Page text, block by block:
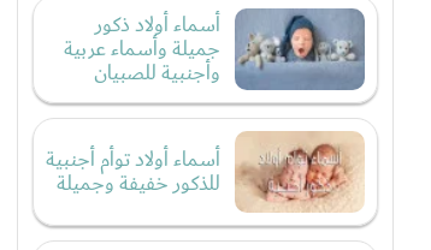
أسماء أولاد ذكور
جميلة وأسماء عربية
وأجنبية للصبيان
أسماء أولاد توأم أجنبية
للذكور خفيفة وجميلة